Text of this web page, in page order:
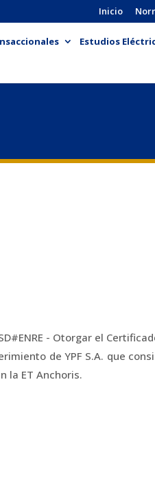
Inicio
Estudios
- Otorgar el
de YPF S.A. que
la ET Anchoris.